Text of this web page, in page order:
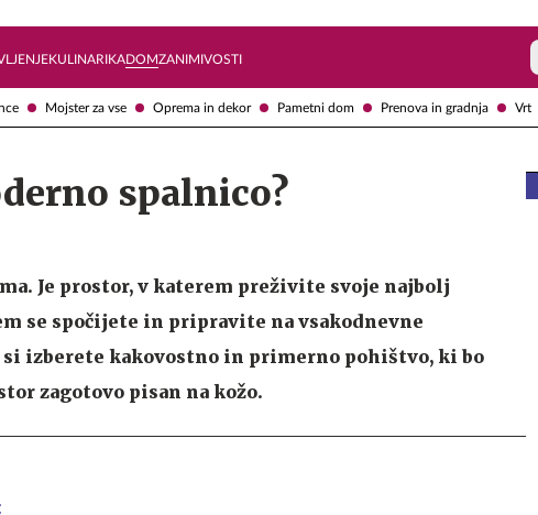
Mojster za vse Oprema in dekor Pametni dom Prenova in gradnja Vrt
KULINARIKADOMZANIMIVOSTI
spalnico?
Je prostor, v katerem preživite svoje najbolj
se spočijete in pripravite na vsakodnevne
si izberete kakovostno in primerno pohištvo, ki bo
zagotovo pisan na kožo.